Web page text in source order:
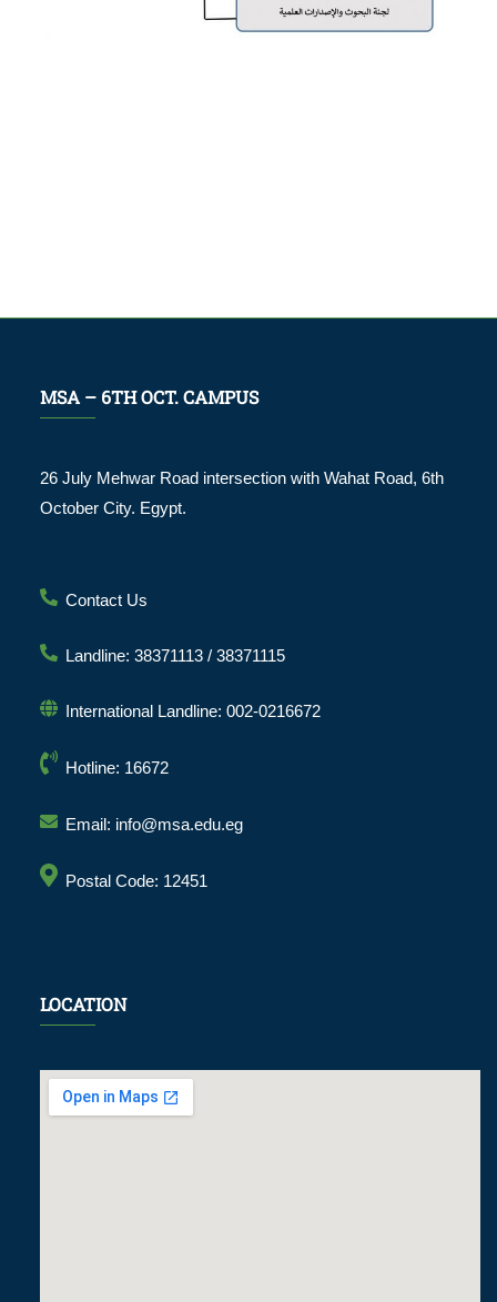
MSA – 6TH OCT. CAMPUS
26 July Mehwar Road intersection with Wahat Road, 6th
October City. Egypt.
Contact Us
Landline: 38371113 / 38371115
International Landline: 002-0216672
Hotline: 16672
Email: info@msa.edu.eg
Postal Code: 12451
LOCATION